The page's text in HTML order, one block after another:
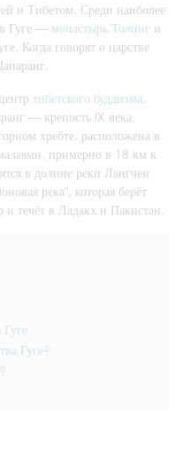
и Тибетом. Среди наиболее
Гуге — монастырь Толинг и
Когда говорят о царстве
тибетского буддизма,
— крепость IX века,
хребте, расположена в
примерно в 18 км к
в долине реки Лангчен
река", которая берёт
и течёт в Ладакх и Пакистан.
Гуге
Гуге?